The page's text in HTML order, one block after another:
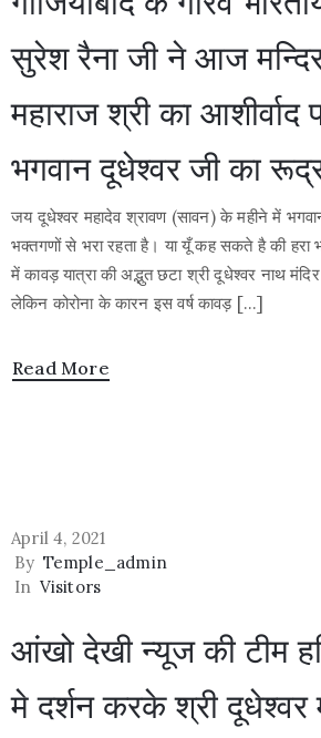
सुरेश रैना जी ने आज
महाराज श्री का आशीर्वाद
भगवान दूधेश्वर जी का
जय दूधेश्वर महादेव श्रावण (सावन) के महीने में
भक्तगणों से भरा रहता है। या यूँ कह सकते है की हरा
में कावड़ यात्रा की अद्भुत छटा श्री दूधेश्वर नाथ
लेकिन कोरोना के कारन इस वर्ष कावड़ […]
Read More
April 4, 2021
By Temple_admin
In Visitors
आंखो देखी न्यूज की टीम
मे दर्शन करके श्री